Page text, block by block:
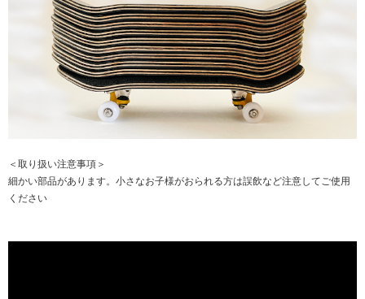
＜取り扱い注意事項＞
細かい部品があります。小さなお子様がおられる方は誤飲など注意してご使用
ください